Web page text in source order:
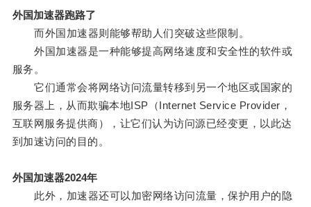
外国加速器跑路了
而外国加速器则能够帮助人们突破这些限制。
外国加速器是一种能够提高网络速度和安全性的软件或
服务。
它们通常会将网络访问流量转移到另一个地区或国家的
服务器上，从而欺骗本地ISP（Internet Service Provider，
互联网服务提供商），让它们认为访问源已经变更，以此达
到加速访问的目的。
外国加速器2024年
此外，加速器还可以加密网络访问流量，保护用户的隐